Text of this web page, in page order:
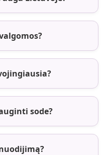
sode?